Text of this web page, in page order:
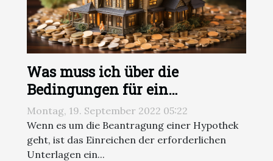
Was muss ich über die
Bedingungen für ein
Immobiliendarlehen wissen?
Montag, 19. September 2022 05:22
Wenn es um die Beantragung einer Hypothek
geht, ist das Einreichen der erforderlichen
Unterlagen ein...